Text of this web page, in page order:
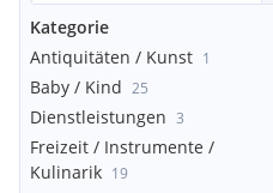
Kategorie
Antiquitäten / Kunst 1
Baby / Kind 25
Dienstleistungen 3
Freizeit / Instrumente /
Kulinarik 19